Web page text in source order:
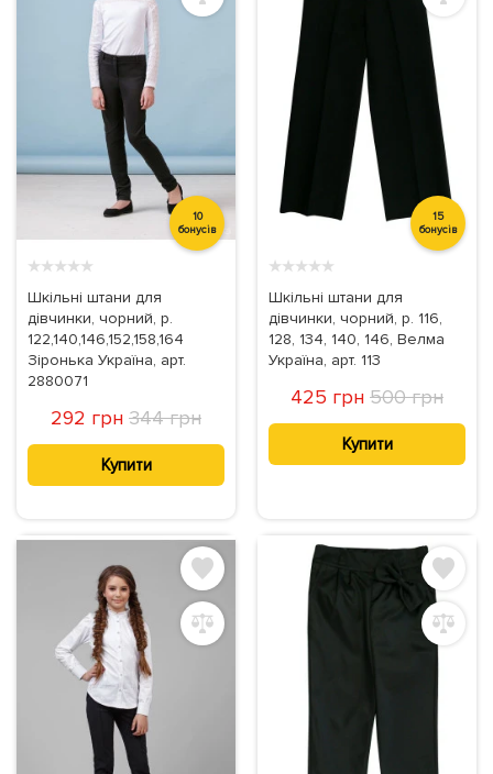
10
бонусів
★★★★★
Шкільні штани для
дівчинки, чорний, р.
122,140,146,152,158,164
Зіронька Україна, арт.
2880071
292 грн 344 грн
Купити
15
бонусів
★★★★★
Шкільні штани для
дівчинки, чорний, р. 116,
128, 134, 140, 146, Велма
Україна, арт. 113
425 грн 500 грн
Купити